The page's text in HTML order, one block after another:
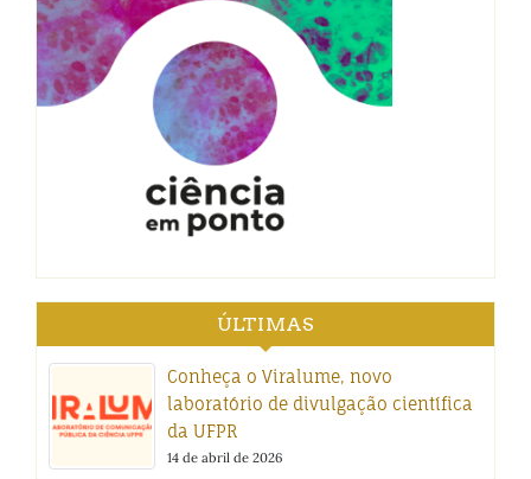
ÚLTIMAS
Conheça o Viralume, novo
laboratório de divulgação científica
da UFPR
14 de abril de 2026